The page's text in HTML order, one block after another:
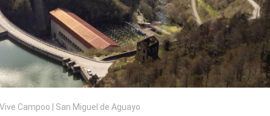
Vive Campoo | San Miguel de Aguayo